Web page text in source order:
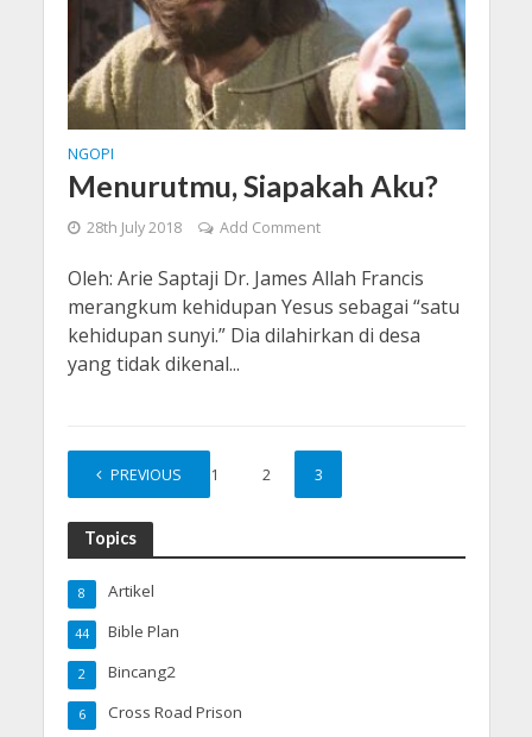
NGOPI
Menurutmu, Siapakah Aku?
28th July 2018 Add Comment
Oleh: Arie Saptaji Dr. James Allah Francis
merangkum kehidupan Yesus sebagai “satu
kehidupan sunyi.” Dia dilahirkan di desa
yang tidak dikenal...
PREVIOUS 1 2 3
Topics
Artikel
8
Bible Plan
44
Bincang2
2
Cross Road Prison
6